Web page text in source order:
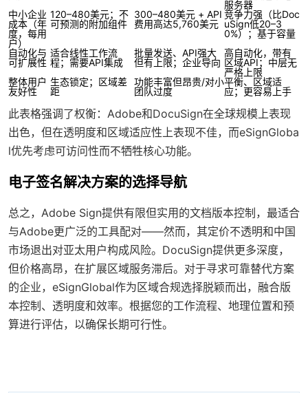
服务器
中小企业
成本（年
度，每用
户）
120–480美元；不
可预测的附加组件
300–480美元 + API
费用高达5,760美元
竞争力强（比Doc
uSign低20–3
0%）；基于容量
自动化与
可扩展性
适合线性工作流
程；需要API集成
批量发送、API强大
但有上限；企业导向
高自动化，带有
区域API；中层无
严格上限
整体用户
友好性
生态锁定；区域差
距
功能丰富但昂贵/对小
团队过度
平衡、区域适
应；更容易上手
此表格强调了权衡：Adobe和DocuSign在全球规模上表现
出色，但在透明度和区域适应性上表现不佳，而eSignGloba
l优先考虑可访问性而不牺牲核心功能。
电子签名解决方案的选择导航
总之，Adobe Sign提供有限但实用的文档版本控制，最适合
与Adobe更广泛的工具配对——然而，其定价不透明和中国
市场退出对亚太用户构成风险。DocuSign提供更多深度，
但价格高昂，在扩展区域服务滞后。对于寻求可靠替代方案
的企业，eSignGlobal作为区域合规选择脱颖而出，融合版
本控制、透明度和效率。根据您的工作流程、地理位置和预
算进行评估，以确保长期可行性。